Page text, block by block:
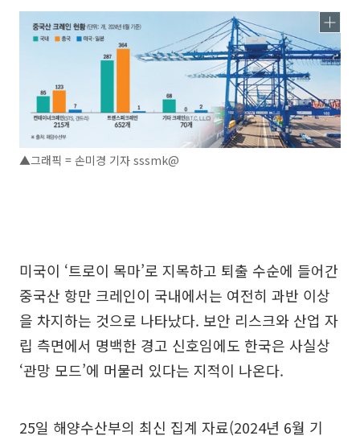
▲그래픽 = 손미경 기자 sssmk@
미국이 ‘트로이 목마’로 지목하고 퇴출 수순에 들어간
중국산 항만 크레인이 국내에서는 여전히 과반 이상
을 차지하는 것으로 나타났다. 보안 리스크와 산업 자
립 측면에서 명백한 경고 신호임에도 한국은 사실상
‘관망 모드’에 머물러 있다는 지적이 나온다.
25일 해양수산부의 최신 집계 자료(2024년 6월 기